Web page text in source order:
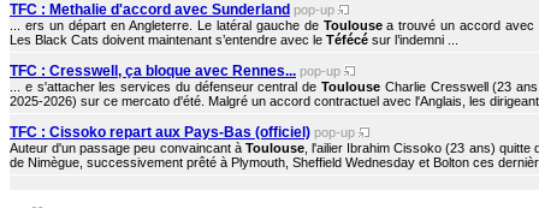
TFC : Methalie d'accord avec Sunderland pop-up
... ers un départ en Angleterre. Le latéral gauche de Toulousea trouvé un accord avec
Les Black Cats doivent maintenant s’entendre avec le Téfécé sur l’indemni ...
TFC : Cresswell, ça bloque avec Rennes... pop-up
... e s'attacher les services du défenseur central deToulouse Charlie Cresswell (23
2025-2026) sur ce mercato d'été. Malgré un accord contractuel avec l'Anglais, les
TFC : Cissoko repart aux Pays-Bas (officiel) pop-up
Auteur d'un passage peu convaincant à Toulouse, l'ailier Ibrahim Cissoko (23 ans) quitte
de Nimègue, successivement prêté à Plymouth, Sheffield Wednesday et Bolton ces